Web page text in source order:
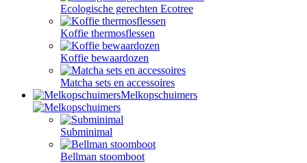
Ecologische gerechten Ecotree
Koffie thermosflessen
Koffie bewaardozen
Matcha sets en accessoires
Melkopschuimers
Subminimal
Bellman stoomboot